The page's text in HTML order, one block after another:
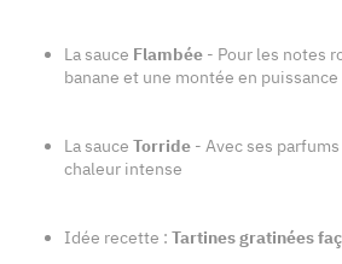
La sauce Flambée - Pour les notes
banane et une montée en
La sauce Torride - Avec ses
chaleur intense
Idée recette : Tartines gratinées